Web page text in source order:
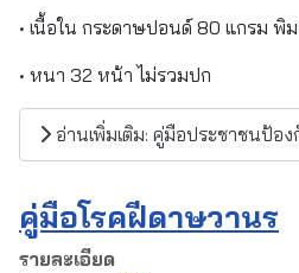
• เนื้อใน กระดาษปอนด์ 80 แกรม พิ
• หนา 32 หน้า ไม่รวมปก
อ่านเพิ่มเติม: คู่มือประชาชนป้อง
คู่มือโรคฝีดาษวานร
รายละเอียด